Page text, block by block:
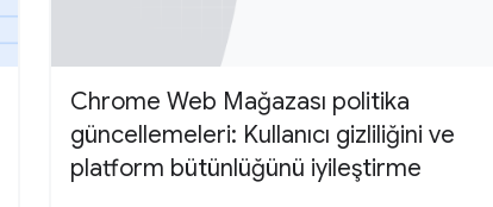
Chrome Web Mağazası politika
güncellemeleri: Kullanıcı gizliliğini ve
platform bütünlüğünü iyileştirme